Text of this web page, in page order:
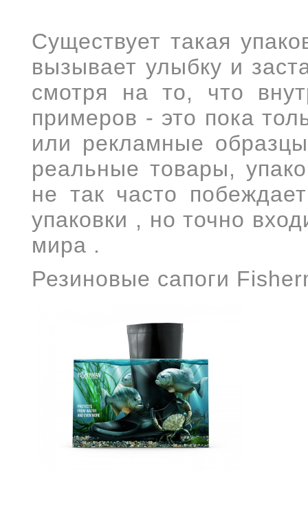
Существует такая
вызывает улыбку и
смотря на то, что
примеров - это пока
или рекламные
реальные товары,
не так часто
упаковки , но точно
мира .
Резиновые сапоги